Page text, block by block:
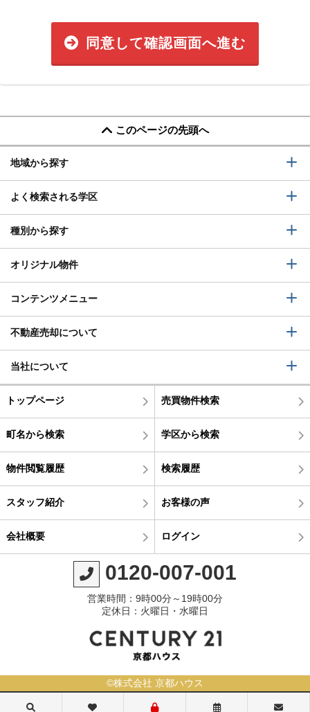
同意して確認画面へ進む
このページの先頭へ
地域から探す
よく検索される学区
種別から探す
オリジナル物件
コンテンツメニュー
不動産売却について
当社について
トップページ 売買物件検索
町名から検索 学区から検索
物件閲覧履歴 検索履歴
スタッフ紹介 お客様の声
会社概要 ログイン
0120-007-001
営業時間：9時00分～19時00分
定休日：火曜日・水曜日
©株式会社 京都ハウス